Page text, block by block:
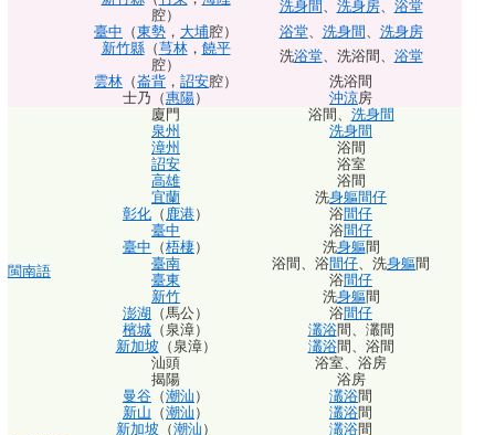
腔）
洗身間 、 洗身房、 浴堂
臺中 （東勢 ， 大埔腔） 浴堂、 洗身間 、 洗身房
新竹縣（芎林， 饒平
腔）
洗浴堂、 洗浴間 、 浴堂
雲林 （崙背 ， 詔安腔）
洗浴間
士乃（惠陽） 沖涼房
閩南語
廈門 浴間 、 洗身間
泉州
洗身間
漳州
浴間
詔安
浴室
高雄
浴間
宜蘭
洗身軀間仔
彰化 （ 鹿港） 浴間仔
臺中
浴間仔
臺中 （梧棲） 洗身軀間
臺南
浴間 、 浴間仔、 洗身軀間
臺東
浴間仔
新竹
洗身軀間
澎湖 （馬公） 浴間仔
檳城 （泉漳） 灇浴間 、 灇間
新加坡 （泉漳） 灇浴間 、 浴間
汕頭
浴室、 浴房
揭陽
浴房
曼谷 （潮汕 ） 灇浴間
新山 （潮汕 ） 灇浴間
新加坡 （潮汕 ） 灇浴間